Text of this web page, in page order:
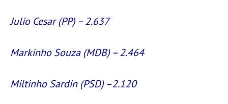
Julio Cesar (PP) – 2.637
Markinho Souza (MDB) – 2.464
Miltinho Sardin (PSD) –2.120